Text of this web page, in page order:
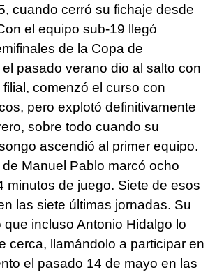
cuando cerró su fichaje desde
el equipo sub-19 llegó
de la Copa de
pasado verano dio al salto con
comenzó el curso con
pero explotó definitivamente
sobre todo cuando su
ascendió al primer equipo.
Manuel Pablo marcó ocho
minutos de juego. Siete de esos
las siete últimas jornadas. Su
incluso Antonio Hidalgo lo
cerca, llamándolo a participar en
el pasado 14 de mayo en las